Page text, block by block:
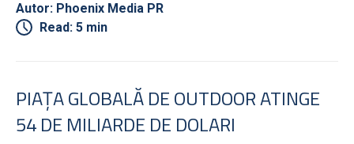
Autor: Phoenix Media PR
Read: 5 min
PIAȚA GLOBALĂ DE OUTDOOR ATINGE
54 DE MILIARDE DE DOLARI